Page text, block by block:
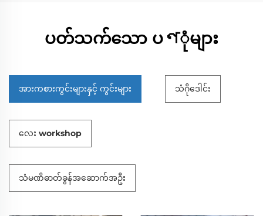
ပတ်သက်သော ပণုံများ
အားကစားကွင်းများနှင့် ကွင်းများ သံဂိုဒေါင်း
လေး workshop
သံမဏိဓာတ်ခွန်အဆောက်အဦး